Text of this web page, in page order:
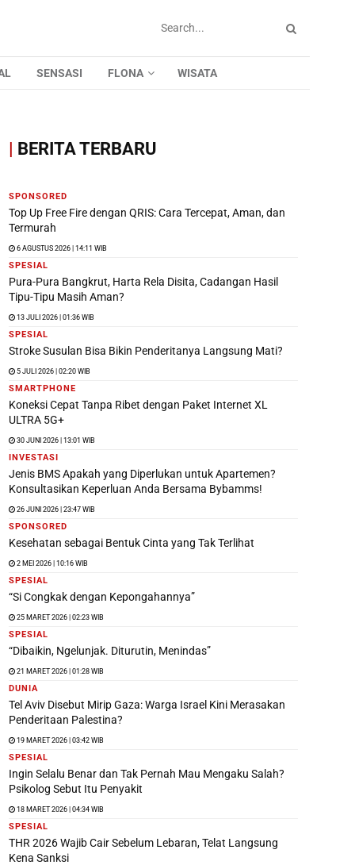
SENSASI FLONA WISATA
| BERITA TERBARU
SPONSORED
Top Up Free Fire dengan QRIS: Cara Tercepat, Aman, dan
Termurah
6 AGUSTUS 2026 | 14:11 WIB
SPESIAL
Pura-Pura Bangkrut, Harta Rela Disita, Cadangan Hasil
Tipu-Tipu Masih Aman?
13 JULI 2026 | 01:36 WIB
SPESIAL
Stroke Susulan Bisa Bikin Penderitanya Langsung Mati?
5 JULI 2026 | 02:20 WIB
SMARTPHONE
Koneksi Cepat Tanpa Ribet dengan Paket Internet XL
ULTRA 5G+
30 JUNI 2026 | 13:01 WIB
INVESTASI
Jenis BMS Apakah yang Diperlukan untuk Apartemen?
Konsultasikan Keperluan Anda Bersama Bybamms!
26 JUNI 2026 | 23:47 WIB
SPONSORED
Kesehatan sebagai Bentuk Cinta yang Tak Terlihat
2 MEI 2026 | 10:16 WIB
SPESIAL
“Si Congkak dengan Kepongahannya”
25 MARET 2026 | 02:23 WIB
SPESIAL
“Dibaikin, Ngelunjak. Diturutin, Menindas”
21 MARET 2026 | 01:28 WIB
DUNIA
Tel Aviv Disebut Mirip Gaza: Warga Israel Kini Merasakan
Penderitaan Palestina?
19 MARET 2026 | 03:42 WIB
SPESIAL
Ingin Selalu Benar dan Tak Pernah Mau Mengaku Salah?
Psikolog Sebut Itu Penyakit
18 MARET 2026 | 04:34 WIB
SPESIAL
THR 2026 Wajib Cair Sebelum Lebaran, Telat Langsung
Kena Sanksi